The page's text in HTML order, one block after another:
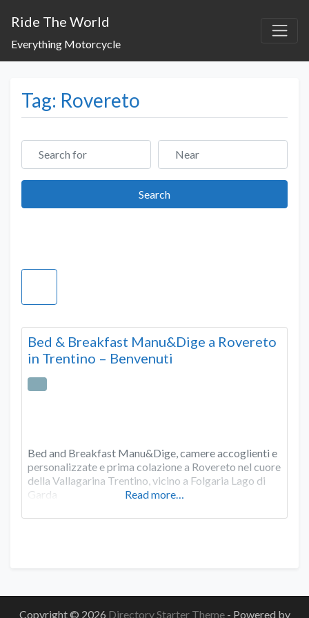
Ride The World
Everything Motorcycle
Tag: Rovereto
Search for Near
SearchSearch
Bed & Breakfast Manu&Dige a Rovereto
in Trentino – Benvenuti
Bed and Breakfast Manu&Dige, camere accoglienti e
personalizzate e prima colazione a Rovereto nel cuore
della Vallagarina Trentino, vicino a Folgaria Lago di
Garda
Read more…
Copyright © 2026 Directory Starter Theme - Powered by